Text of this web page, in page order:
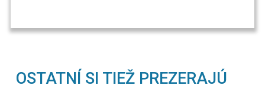
OSTATNÍ SI TIEŽ PREZERAJÚ